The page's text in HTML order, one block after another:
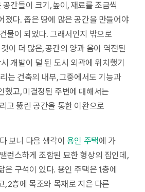
간들이 크기, 높이, 재료를 조금씩
졌다. 좁은 땅에 많은 공간을 만들어야
물이 되었다. 그래서인지 밖으로
이 더 많은, 공간의 양과 음이 역전된
개발이 덜 된 도시 외곽에 위치했기
는 건축의 내부, 그중에서도 기능과
했고, 미결정된 주변에 대해서는
고 뚫린 공간을 통한 이완으로
보니 다음 생각이 용인 주택에 가
런스하게 조합된 묘한 형상의 집인데,
구석이 있다. 용인 주택은 1층에
, 2층에 목조와 목재로 지은 다른